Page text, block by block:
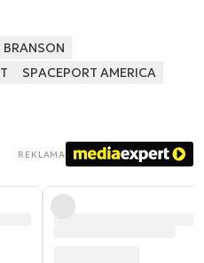
BRANSON
SPACEPORT AMERICA
REKLAMA